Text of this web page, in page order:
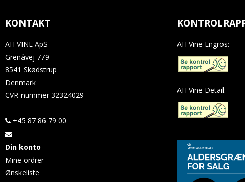
KONTAKT
AH VINE ApS
Grenåvej 779
8541 Skødstrup
Denmark
CVR-nummer32324029
+45 87 86 79 00
Din konto
Mine ordrer
Ønskeliste
AH Vine Engros:
AH Vine Detail: